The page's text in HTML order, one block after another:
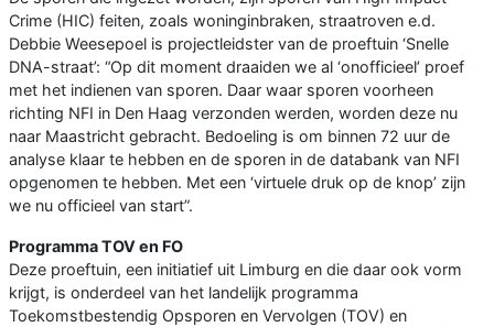
Crime (HIC) feiten, zoals woninginbraken, straatroven e.d.
Debbie Weesepoel is projectleidster van de proeftuin ‘Snelle
DNA-straat’: “Op dit moment draaiden we al ‘onofficieel’ proef
met het indienen van sporen. Daar waar sporen voorheen
richting NFI in Den Haag verzonden werden, worden deze nu
naar Maastricht gebracht. Bedoeling is om binnen 72 uur de
analyse klaar te hebben en de sporen in de databank van NFI
opgenomen te hebben. Met een ‘virtuele druk op de knop’ zijn
we nu officieel van start”.
Programma TOV en FO
Deze proeftuin, een initiatief uit Limburg en die daar ook vorm
krijgt, is onderdeel van het landelijk programma
Toekomstbestendig Opsporen en Vervolgen (TOV) en